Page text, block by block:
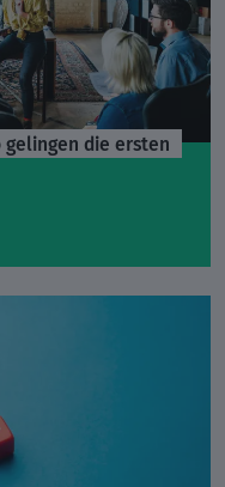
gelingen die ersten